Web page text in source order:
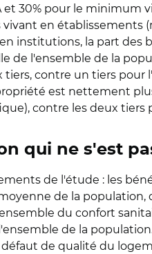
et 30% pour le minimum
en établissements
institutions, la part des
de l'ensemble de la
tiers, contre un tiers pour
est nettement
contre les deux
qui ne s'est
de l'étude : les
de la population,
du confort
de la
de qualité du